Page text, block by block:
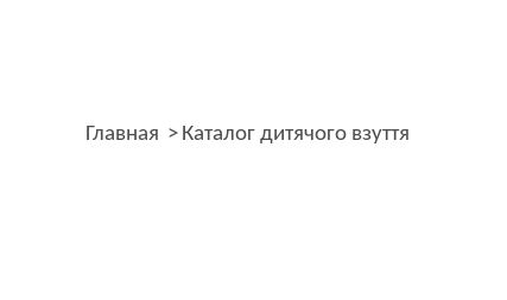
Главная Каталог дитячого взуття